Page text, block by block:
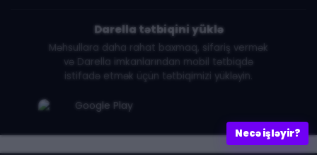
Necə işləyir?
Darella tətbiqini yüklə
Məhsullara daha rahat baxmaq, sifariş vermək
və Darella imkanlarından mobil tətbiqdə
istifadə etmək üçün tətbiqimizi yükləyin.